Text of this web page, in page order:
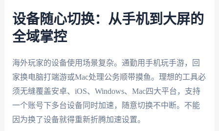
设备随心切换：从手机到大屏的
全域掌控
海外玩家的设备使用场景复杂。通勤用手机玩手游，回
家换电脑打端游或Mac处理公务顺带摸鱼。理想的工具必
须无缝覆盖安卓、iOS、Windows、Mac四大平台，支持
一个账号下多台设备同时加速，随意切换不中断。不能
因为换了设备就得重新折腾加速设置。